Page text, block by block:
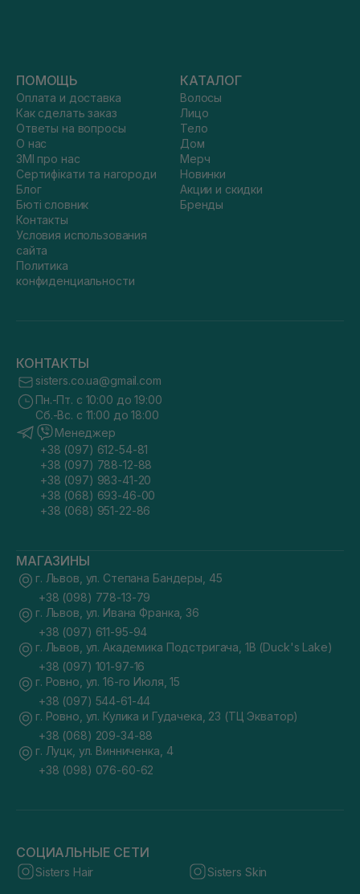
ПОМОЩЬ
Оплата и доставка
Как сделать заказ
Ответы на вопросы
О нас
ЗМІ про нас
Сертифікати та нагороди
Блог
Бюті словник
Контакты
Условия использования
сайта
Политика
конфиденциальности
КАТАЛОГ
Волосы
Лицо
Тело
Дом
Мерч
Новинки
Акции и скидки
Бренды
КОНТАКТЫ
sisters.co.ua@gmail.com
Пн.-Пт. с 10:00 до 19:00
Сб.-Вс. с 11:00 до 18:00
Менеджер
+38 (097) 612-54-81
+38 (097) 788-12-88
+38 (097) 983-41-20
+38 (068) 693-46-00
+38 (068) 951-22-86
МАГАЗИНЫ
г. Львов, ул. Степана Бандеры, 45
+38 (098) 778-13-79
г. Львов, ул. Ивана Франка, 36
+38 (097) 611-95-94
г. Львов, ул. Академика Подстригача, 1В (Duck's Lake)
+38 (097) 101-97-16
г. Ровно, ул. 16-го Июля, 15
+38 (097) 544-61-44
г. Ровно, ул. Кулика и Гудачека, 23 (ТЦ Экватор)
+38 (068) 209-34-88
г. Луцк, ул. Винниченка, 4
+38 (098) 076-60-62
СОЦИАЛЬНЫЕ СЕТИ
Sisters Hair Sisters Skin